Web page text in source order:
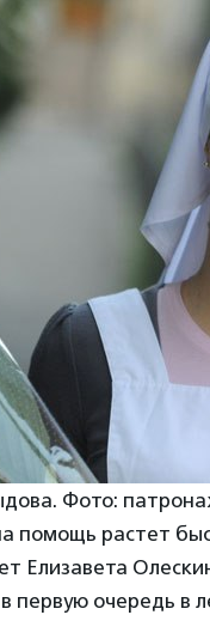
Фото:
помощь растет
Елизавета
первую очередь в